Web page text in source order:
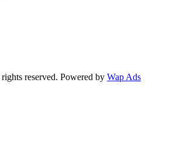
reserved. Powered by Wap Ads